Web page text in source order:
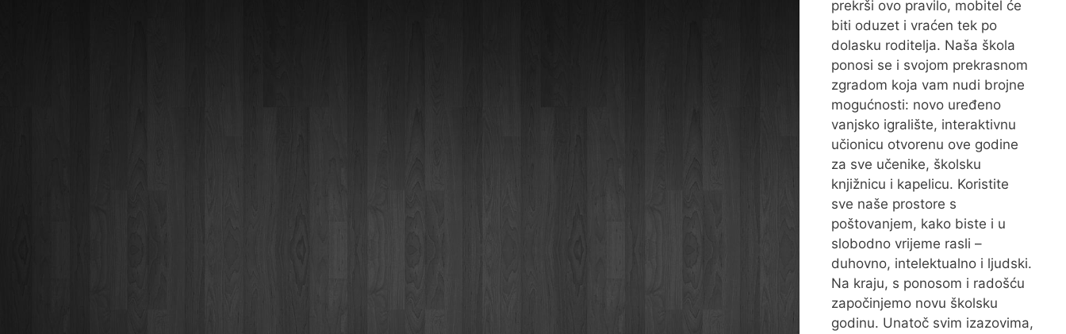
prekrši ovo pravilo, mobitel će
biti oduzet i vraćen tek po
dolasku roditelja. Naša škola
ponosi se i svojom prekrasnom
zgradom koja vam nudi brojne
mogućnosti: novo uređeno
vanjsko igralište, interaktivnu
učionicu otvorenu ove godine
za sve učenike, školsku
knjižnicu i kapelicu. Koristite
sve naše prostore s
poštovanjem, kako biste i u
slobodno vrijeme rasli –
duhovno, intelektualno i ljudski.
Na kraju, s ponosom i radošću
započinjemo novu školsku
godinu. Unatoč svim izazovima,